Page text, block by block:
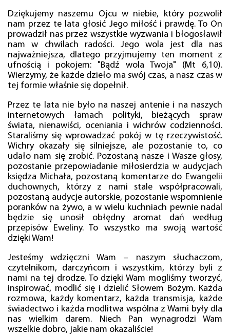
Dziękujemy naszemu Ojcu w niebie, który pozwolił
nam przez te lata głosić Jego miłość i prawdę. To On
prowadził nas przez wszystkie wyzwania i błogosławił
nam w chwilach radości. Jego wola jest dla nas
najważniejsza, dlatego przyjmujemy ten moment z
ufnością i pokojem: "Bądź wola Twoja" (Mt 6,10).
Wierzymy, że każde dzieło ma swój czas, a nasz czas w
tej formie właśnie się dopełnił.
Przez te lata nie było na naszej antenie i na naszych
internetowych łamach polityki, bieżących spraw
świata, nienawiści, oceniania i wichrów codzienności.
Staraliśmy się wprowadzać pokój w tę rzeczywistość.
Wichry okazały się silniejsze, ale pozostanie to, co
udało nam się zrobić. Pozostaną nasze i Wasze głosy,
pozostanie przepowiadanie miłosierdzia w audycjach
księdza Michała, pozostaną komentarze do Ewangelii
duchownych, którzy z nami stale współpracowali,
pozostaną audycje autorskie, pozostanie wspomnienie
poranków na żywo, a w wielu kuchniach pewnie nadal
będzie się unosił obłędny aromat dań według
przepisów Eweliny. To wszystko ma swoją wartość
dzięki Wam!
Jesteśmy wdzięczni Wam – naszym słuchaczom,
czytelnikom, darczyńcom i wszystkim, którzy byli z
nami na tej drodze. To dzięki Wam mogliśmy tworzyć,
inspirować, modlić się i dzielić Słowem Bożym. Każda
rozmowa, każdy komentarz, każda transmisja, każde
świadectwo i każda modlitwa wspólna z Wami były dla
nas wielkim darem. Niech Pan wynagrodzi Wam
wszelkie dobro, jakie nam okazaliście!